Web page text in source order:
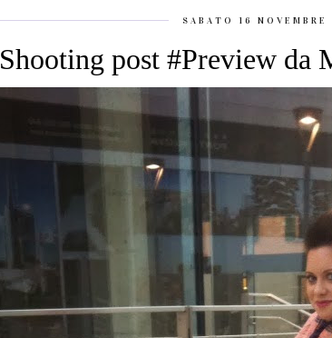
SABATO 16 NOVEMBRE
Shooting post #Preview da